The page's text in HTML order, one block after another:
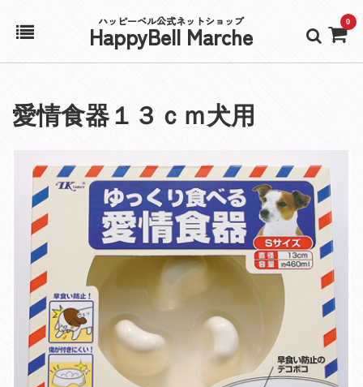
ハッピーベル公式ネットショップ
HappyBell Marche 0
アカウント
愛情食器１３ｃｍ犬用